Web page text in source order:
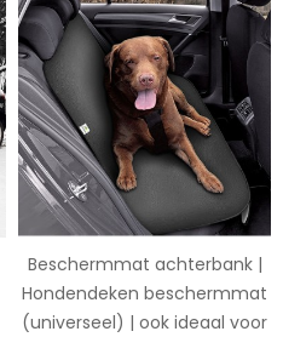
Beschermmat achterbank |
Hondendeken beschermmat
(universeel) | ook ideaal voor